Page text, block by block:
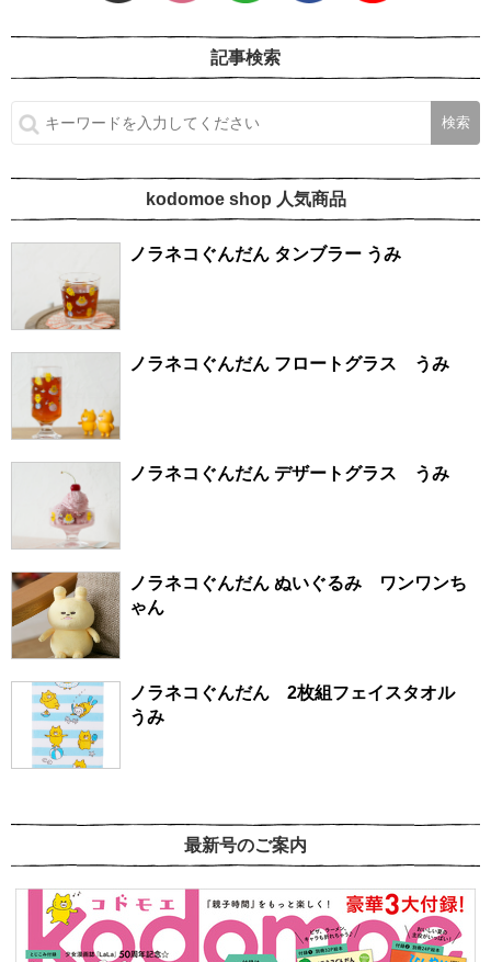
記事検索
kodomoe shop 人気商品
ノラネコぐんだん タンブラー うみ
ノラネコぐんだん フロートグラス うみ
ノラネコぐんだん デザートグラス うみ
ノラネコぐんだん ぬいぐるみ ワンワンち
ゃん
ノラネコぐんだん 2枚組フェイスタオル
うみ
最新号のご案内